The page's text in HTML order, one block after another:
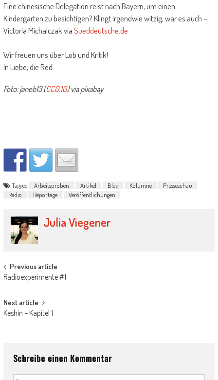
Eine chinesische Delegation reist nach Bayern, um einen
Kindergarten zu besichtigen? Klingt irgendwie witzig, war es auch –
Victoria Michalczak viaSueddeutsche.de
Wir freuen uns über Lob und Kritik!
In Liebe, die Red.
Foto: janeb13 (CC0.10) via pixabay
Tagged Arbeitsproben Artikel Blog Kolumne
Presseschau
Radio
Reportage Veröffentlichungen
Julia Viegener
Post navigation
Previous article
Radioexperimente #1
Next article
Keshin – Kapitel 1
Schreibe einen Kommentar